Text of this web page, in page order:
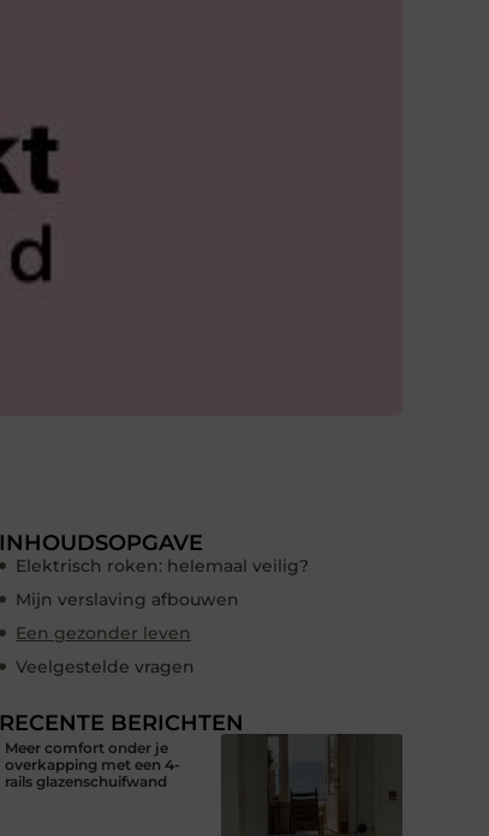
INHOUDSOPGAVE
Elektrisch roken: helemaal veilig?
Mijn verslaving afbouwen
Een gezonder leven
Veelgestelde vragen
RECENTE BERICHTEN
Meer comfort onder je
overkapping met een 4-
rails glazenschuifwand